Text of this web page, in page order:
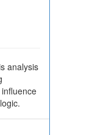
analysis